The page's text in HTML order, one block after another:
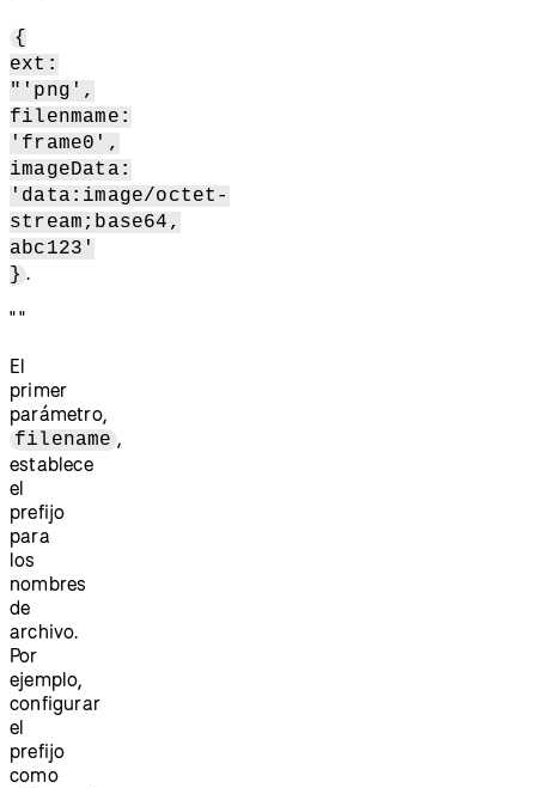
{
ext:
"'png',
filenmame:
'frame0',
imageData:
'data:image/octet-
stream;base64,
abc123'
} .
" "
El
primer
parámetro,
filename ,
establece
el
prefijo
para
los
nombres
de
archivo.
Por
ejemplo,
configurar
el
prefijo
como